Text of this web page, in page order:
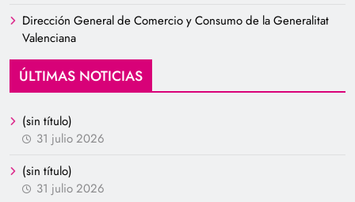
Dirección General de Comercio y Consumo de la Generalitat
Valenciana
ÚLTIMAS NOTICIAS
(sin título)
31 julio 2026
(sin título)
31 julio 2026